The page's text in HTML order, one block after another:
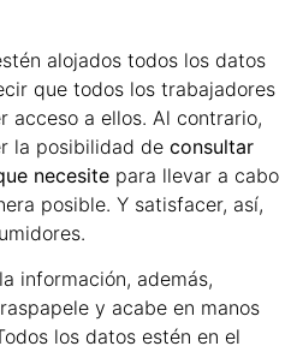
alojados todos los datos
que todos los trabajadores
acceso a ellos. Al contrario,
la posibilidad de consultar
necesite para llevar a cabo
posible. Y satisfacer, así,
información, además,
y acabe en manos
los datos estén en el